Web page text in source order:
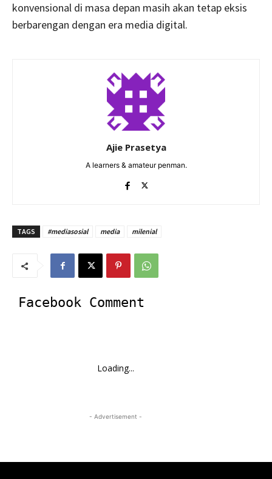
konvensional di masa depan masih akan tetap eksis
berbarengan dengan era media digital.
Ajie Prasetya
A learners & amateur penman.
TAGS #mediasosial media milenial
Facebook Comment
Loading...
- Advertisement -